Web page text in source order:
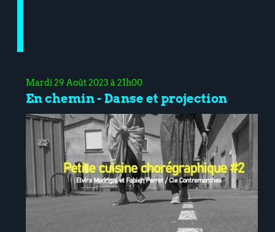
Mardi 29 Août 2023 à 21h00
En chemin - Danse et projection